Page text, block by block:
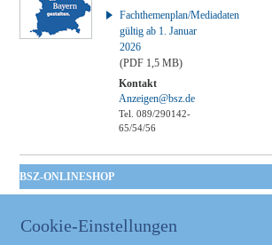
Fachthemenplan/Mediadaten
gültig ab 1. Januar
2026
(PDF 1,5 MB)
Kontakt
Anzeigen@bsz.de
Tel. 089/290142-
65/54/56
BSZ-ONLINESHOP
Taschenbuch
GVBl | Einbanddecke
Cookie-Einstellungen